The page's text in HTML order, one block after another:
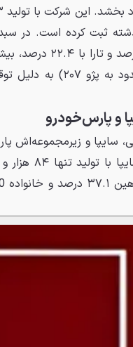
شرکت با تولید ۲۶۳ هزار و ۴۶۸ دستگاه،
سورن با ۳۸.۵
و پارس‌خودرو
سایپا و زیرمجموعه‌اش
تنها ۸۴ هزار و ۵۹۵ دستگاه،